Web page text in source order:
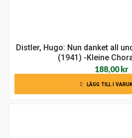
Distler, Hugo: Nun danket all
(1941) -Kleine
188,00kr
LÄGG TILL I